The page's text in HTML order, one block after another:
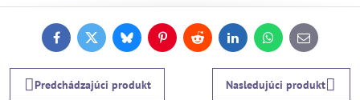
FacebookTwitterBlueskyPinterestReddit LinkedInWhatsApp
E-
mail
Predchádzajúci produkt Nasledujúci produkt